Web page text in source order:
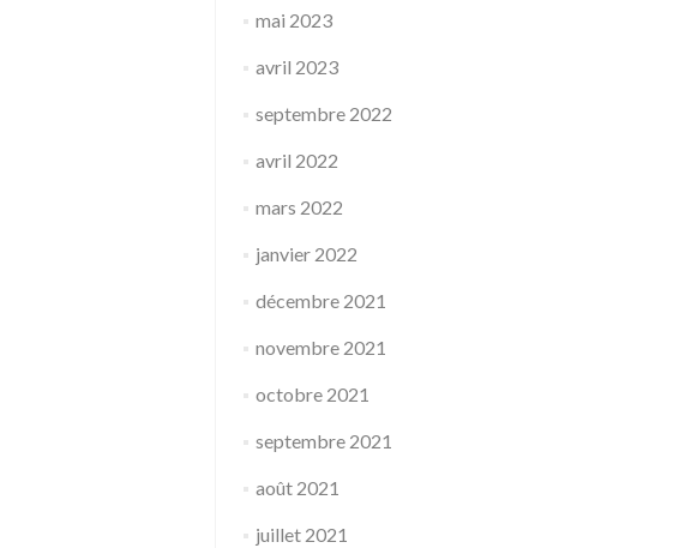
mai 2023
avril 2023
septembre 2022
avril 2022
mars 2022
janvier 2022
décembre 2021
novembre 2021
octobre 2021
septembre 2021
août 2021
juillet 2021